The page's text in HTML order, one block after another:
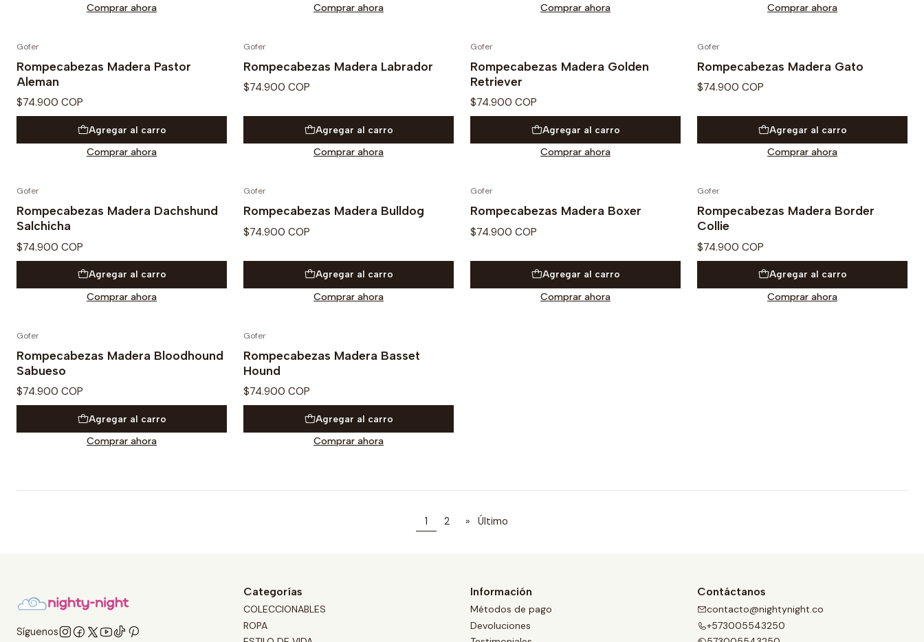
Comprar ahora Comprar ahora Comprar ahora Comprar ahora
Gofer
Rompecabezas Madera Pastor
Aleman
$74.900 COP
Agregar al carro
Comprar ahora
Gofer
Rompecabezas Madera Labrador
$74.900 COP
Agregar al carro
Comprar ahora
Gofer
Rompecabezas Madera Golden
Retriever
$74.900 COP
Agregar al carro
Comprar ahora
Gofer
Rompecabezas Madera Gato
$74.900 COP
Agregar al carro
Comprar ahora
Gofer
Rompecabezas Madera Dachshund
Salchicha
$74.900 COP
Agregar al carro
Comprar ahora
Gofer
Rompecabezas Madera Bulldog
$74.900 COP
Agregar al carro
Comprar ahora
Gofer
Rompecabezas Madera Boxer
$74.900 COP
Agregar al carro
Comprar ahora
Gofer
Rompecabezas Madera Border
Collie
$74.900 COP
Agregar al carro
Comprar ahora
Gofer
Rompecabezas Madera Bloodhound
Sabueso
$74.900 COP
Agregar al carro
Comprar ahora
Gofer
Rompecabezas Madera Basset
Hound
$74.900 COP
Agregar al carro
Comprar ahora
1 2 » Último
Síguenos
Categorías
COLECCIONABLES
ROPA
Información
Métodos de pago
Devoluciones
Contáctanos
contacto@nightynight.co
+573005543250